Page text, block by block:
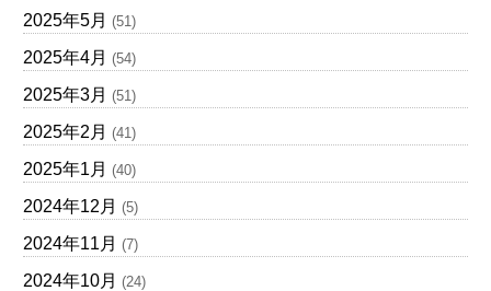
2025年5月 (51)
2025年4月 (54)
2025年3月 (51)
2025年2月 (41)
2025年1月 (40)
2024年12月 (5)
2024年11月 (7)
2024年10月 (24)